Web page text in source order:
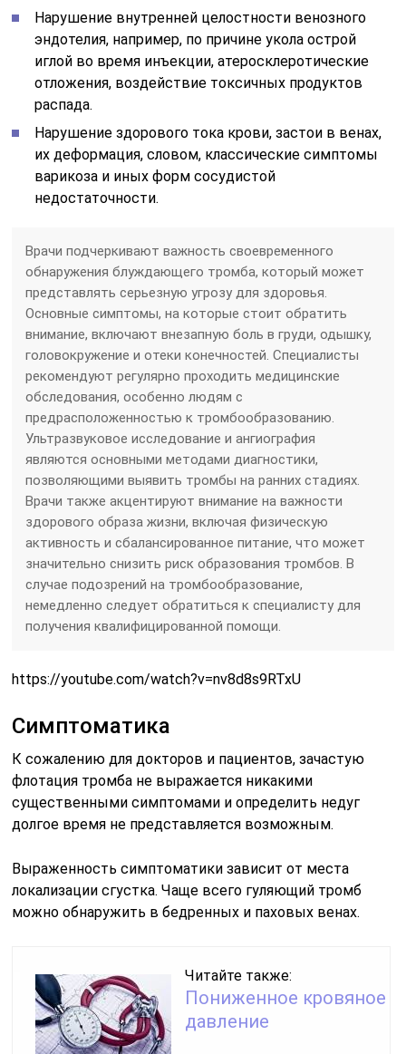
Нарушение внутренней целостности венозного
эндотелия, например, по причине укола острой
иглой во время инъекции, атеросклеротические
отложения, воздействие токсичных продуктов
распада.
Нарушение здорового тока крови, застои в венах,
их деформация, словом, классические симптомы
варикоза и иных форм сосудистой
недостаточности.
Врачи подчеркивают важность своевременного
обнаружения блуждающего тромба, который может
представлять серьезную угрозу для здоровья.
Основные симптомы, на которые стоит обратить
внимание, включают внезапную боль в груди, одышку,
головокружение и отеки конечностей. Специалисты
рекомендуют регулярно проходить медицинские
обследования, особенно людям с
предрасположенностью к тромбообразованию.
Ультразвуковое исследование и ангиография
являются основными методами диагностики,
позволяющими выявить тромбы на ранних стадиях.
Врачи также акцентируют внимание на важности
здорового образа жизни, включая физическую
активность и сбалансированное питание, что может
значительно снизить риск образования тромбов. В
случае подозрений на тромбообразование,
немедленно следует обратиться к специалисту для
получения квалифицированной помощи.
https://youtube.com/watch?v=nv8d8s9RTxU
Симптоматика
К сожалению для докторов и пациентов, зачастую
флотация тромба не выражается никакими
существенными симптомами и определить недуг
долгое время не представляется возможным.
Выраженность симптоматики зависит от места
локализации сгустка. Чаще всего гуляющий тромб
можно обнаружить в бедренных и паховых венах.
Читайте также:
Пониженное кровяное
давление